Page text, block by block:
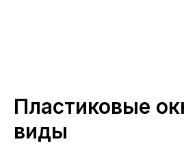
Пластиковые
виды